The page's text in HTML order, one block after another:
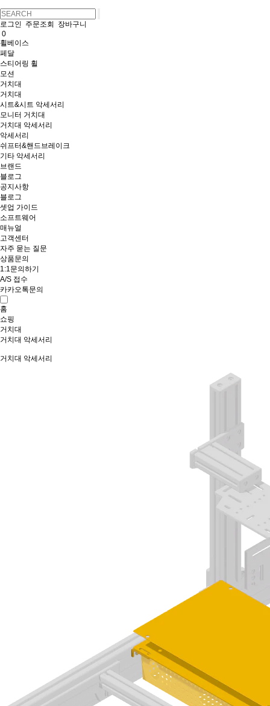
로그인 주문조회
장바구니
0
휠베이스
페달
스티어링 휠
모션
거치대
거치대
시트&시트 악세서리
모니터 거치대
거치대 악세서리
악세서리
쉬프터&핸드브레이크
기타 악세서리
브랜드
블로그
공지사항
블로그
셋업 가이드
소프트웨어
매뉴얼
고객센터
자주 묻는 질문
상품문의
1:1문의하기
A/S 접수
카카오톡문의
홈
쇼핑
거치대
거치대 악세서리
거치대 악세서리